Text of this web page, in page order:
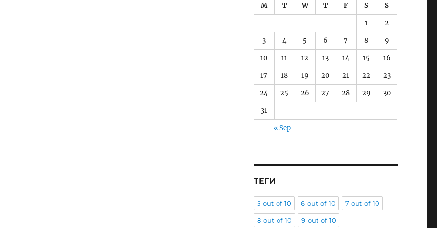
M T W T F S S
1 2
3 4 5 6 7 8 9
10 11 12 13 14 15 16
17 18 19 20 21 22 23
24 25 26 27 28 29 30
31
« Sep
ТЕГИ
5-out-of-10 6-out-of-10 7-out-of-10
8-out-of-10 9-out-of-10